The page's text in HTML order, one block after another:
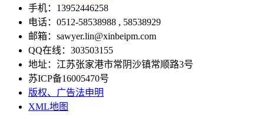
手机：13952446258
电话：0512-58538988 , 58538929
邮箱：sawyer.lin@xinbeipm.com
QQ在线：303503155
地址：江苏张家港市常阴沙镇常顺路3号
苏ICP备16005470号
版权、广告法申明
XML地图